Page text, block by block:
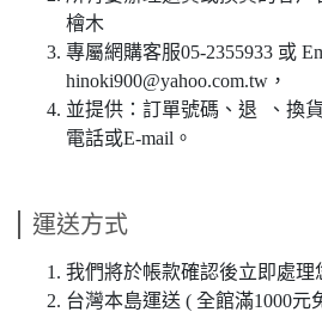
檜木
專屬網購客服05-2355933 或
hinoki900@yahoo.com.tw，
並提供：訂單號碼、退 、換
電話或E-mail。
運送方式
我們將於帳款確認後立即處理
台灣本島運送 ( 全館滿1000元